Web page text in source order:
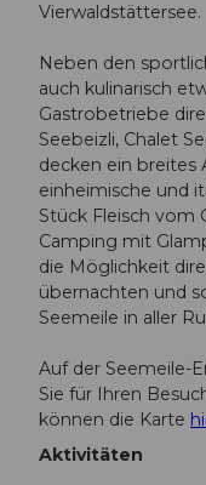
Vierwaldstättersee.
Neben den
auch kulinarisch
Gastrobetriebe
Seebeizli, Chalet
decken ein
einheimische und
Stück Fleisch vom
Camping mit
die Möglichkeit
übernachten und
Seemeile in aller
Auf der Seemeile-
Sie für Ihren
können die Karte
Aktivitäten